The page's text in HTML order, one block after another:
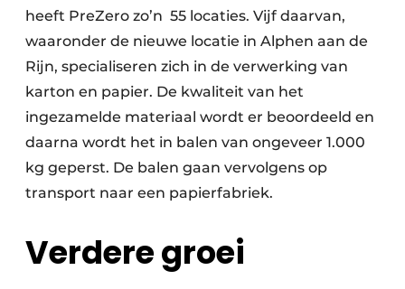
heeft PreZero zo’n 55 locaties. Vijf daarvan,
waaronder de nieuwe locatie in Alphen aan de
Rijn, specialiseren zich in de verwerking van
karton en papier. De kwaliteit van het
ingezamelde materiaal wordt er beoordeeld en
daarna wordt het in balen van ongeveer 1.000
kg geperst. De balen gaan vervolgens op
transport naar een papierfabriek.
Verdere groei